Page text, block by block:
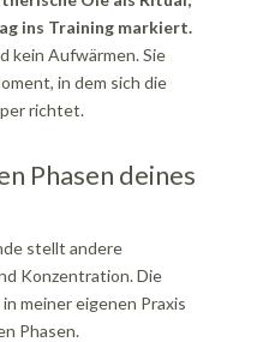
ins Training markiert.
kein Aufwärmen. Sie
in dem sich die
richtet.
Phasen deines
stellt andere
Konzentration. Die
meiner eigenen Praxis
Phasen.